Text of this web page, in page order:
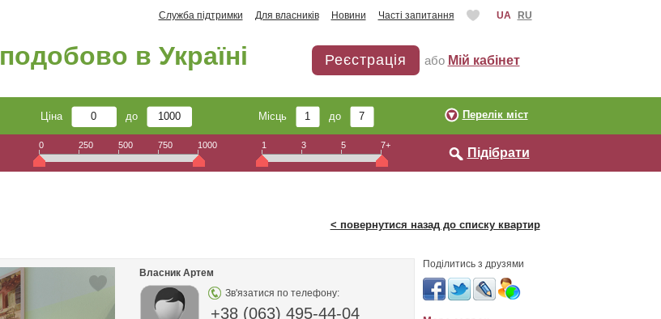
Служба підтримки Для власників Новини Часті запитання UA RU
подобово в Україні Реєстрація або Мій кабінет
Ціна до Місць до Перелік міст
0 250 500 750 1000 1 3 5 7+
Підібрати
< повернутися назад до списку квартир
Поділитись з друзями
Власник Артем
Зв'язатися по телефону:
+38 (063) 495-44-04